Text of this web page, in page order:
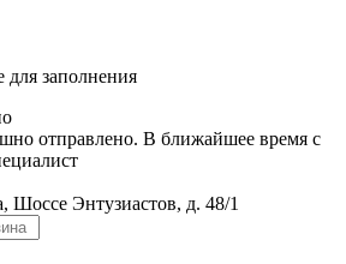
для заполнения
отправлено. В ближайшее время с
Шоссе Энтузиастов, д. 48/1